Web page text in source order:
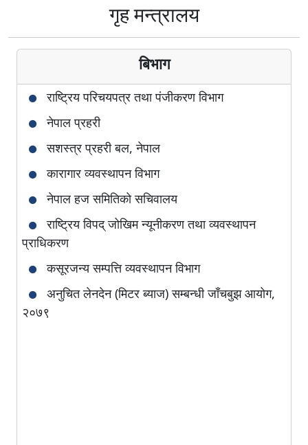
गृह मन्त्रालय
बिभाग
राष्ट्रिय परिचयपत्र तथा पंजीकरण विभाग
नेपाल प्रहरी
सशस्त्र प्रहरी बल, नेपाल
कारागार व्यवस्थापन विभाग
नेपाल हज समितिको सचिवालय
राष्ट्रिय विपद् जोखिम न्यूनीकरण तथा व्यवस्थापन
प्राधिकरण
कसूरजन्य सम्पत्ति व्यवस्थापन विभाग
अनुचित लेनदेन (मिटर ब्याज) सम्बन्धी जाँचबुझ आयोग,
२०७९